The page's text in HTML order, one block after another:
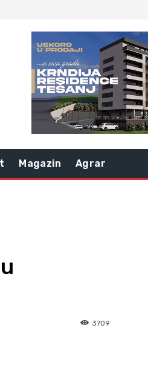
Magazin Agrar
3709